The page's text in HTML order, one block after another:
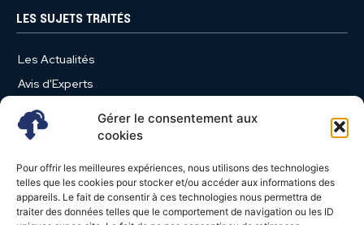
Gérer le consentement aux
cookies
Pour offrir les meilleures expériences, nous utilisons des technologies
telles que les cookies pour stocker et/ou accéder aux informations des
appareils. Le fait de consentir à ces technologies nous permettra de
traiter des données telles que le comportement de navigation ou les ID
LES SUJETS TRAITÉS
Les Actualités
Avis d'Experts
Produits et Services
Vie d'entreprise
Nominations
Études